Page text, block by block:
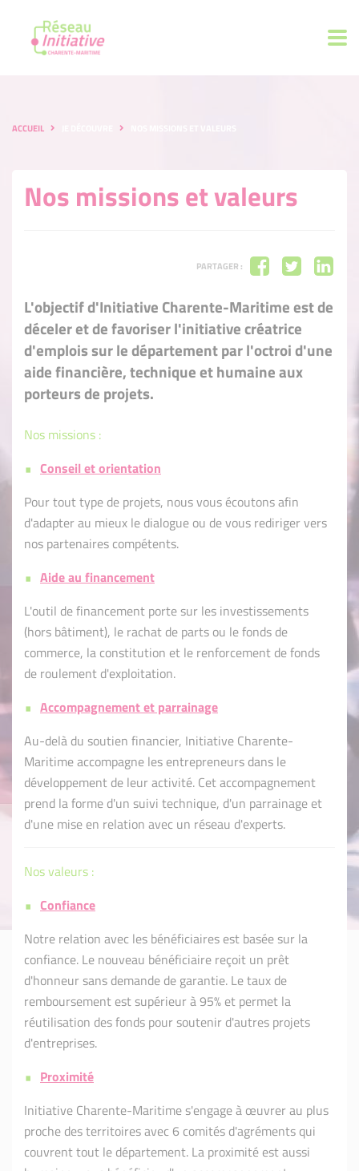
ACCUEIL
Nos missions et valeurs
PARTAGER :
L'objectif d'Initiative Charente-Maritime est de
déceler et de favoriser l'initiative créatrice
d'emplois sur le département par l'octroi d'une
aide financière, technique et humaine aux
porteurs de projets.
Nos missions :
Conseil et orientation
Pour tout type de projets, nous vous écoutons afin
d'adapter au mieux le dialogue ou de vous rediriger vers
nos partenaires compétents.
Aide au financement
L'outil de financement porte sur les investissements
(hors bâtiment), le rachat de parts ou le fonds de
commerce, la constitution et le renforcement de fonds
de roulement d'exploitation.
Accompagnement et parrainage
Au-delà du soutien financier, Initiative Charente-
Maritime accompagne les entrepreneurs dans le
développement de leur activité. Cet accompagnement
prend la forme d'un suivi technique, d'un parrainage et
d'une mise en relation avec un réseau d'experts.
Nos valeurs :
Confiance
Notre relation avec les bénéficiaires est basée sur la
confiance. Le nouveau bénéficiaire reçoit un prêt
d'honneur sans demande de garantie. Le taux de
remboursement est supérieur à 95% et permet la
réutilisation des fonds pour soutenir d'autres projets
d'entreprises.
Proximité
Initiative Charente-Maritime s'engage à œuvrer au plus
proche des territoires avec 6 comités d'agréments qui
couvrent tout le département. La proximité est aussi